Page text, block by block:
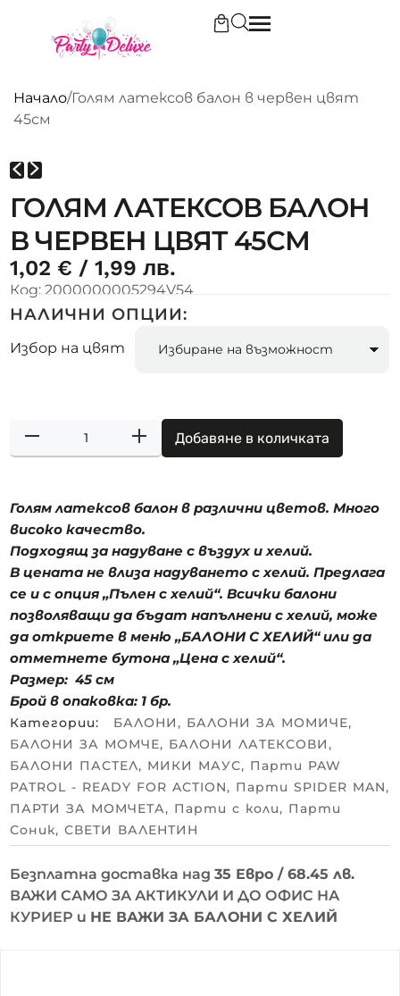
Начало/Голям латексов балон в червен цвят
45см
ГОЛЯМ ЛАТЕКСОВ БАЛОН
В ЧЕРВЕН ЦВЯТ 45СМ
1,02 € / 1,99 лв.
Код: 2000000005294V54
НАЛИЧНИ ОПЦИИ:
Избор на цвят
Добавяне в количката
Голям латексов балон в различни цветов. Много
високо качество.
Подходящ за надуване с въздух и хелий.
В цената не влиза надуването с хелий. Предлага
се и с опция „Пълен с хелий“. Всички балони
позволяващи да бъдат напълнени с хелий, може
да откриете в меню „БАЛОНИ С ХЕЛИЙ“ или да
отметнете бутона „Цена с хелий“.
Размер: 45 см
Брой в опаковка: 1 бр.
Категории: БАЛОНИ, БАЛОНИ ЗА МОМИЧЕ,
БАЛОНИ ЗА МОМЧЕ, БАЛОНИ ЛАТЕКСОВИ,
БАЛОНИ ПАСТЕЛ, МИКИ МАУС, Парти PAW
PATROL - READY FOR ACTION, Парти SPIDER MAN,
ПАРТИ ЗА МОМЧЕТА, Парти с коли, Парти
Соник,СВЕТИ ВАЛЕНТИН
Безплатна доставка над35 Евро / 68.45 лв.
ВАЖИ САМО ЗА АКТИКУЛИ И ДО ОФИС НА
КУРИЕР и НЕ ВАЖИ ЗА БАЛОНИ С ХЕЛИЙ